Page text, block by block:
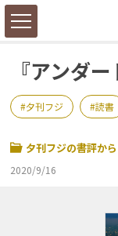
『アンダ
夕刊フジ 読書
夕刊フジの書評から
2020/9/16